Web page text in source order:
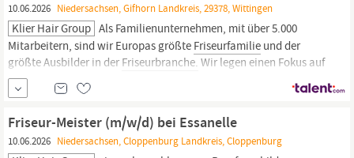
10.06.2026 Niedersachsen, Gifhorn Landkreis, 29378, Wittingen
Klier Hair Group Als Familienunternehmen, mit über 5.000
Mitarbeitern, sind wir Europas größte Friseurfamilie und der
größte Ausbilder in der Friseurbranche. Wir legen einen Fokus auf
unsere Mitarbeiter, ein Team, welches wir ständig erweitern und
das stetig wächst. Durch Schulungen und
Weiterbildungsmöglichkeiten schaffen wir
Friseur-Meister (m/w/d) bei Essanelle
10.06.2026 Niedersachsen, Cloppenburg Landkreis, Cloppenburg